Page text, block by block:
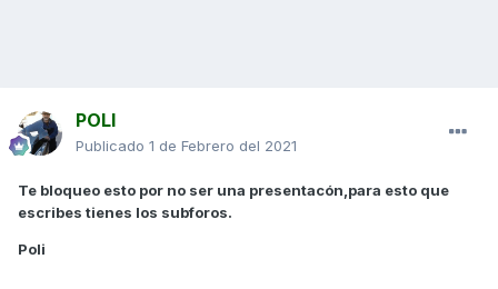
POLI
Publicado 1 de Febrero del 2021
Te bloqueo esto por no ser una presentacón,para esto que
escribes tienes los subforos.
Poli